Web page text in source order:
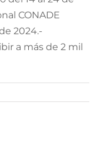
CONADE
2024.-
a más de 2 mil